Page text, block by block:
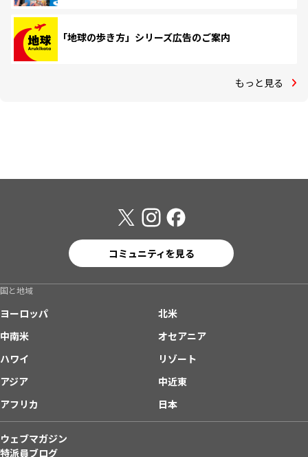
「地球の歩き方」シリーズ広告のご案内
もっと見る
コミュニティを見る
国と地域
ヨーロッパ
北米
中南米
オセアニア
ハワイ
リゾート
アジア
中近東
アフリカ
日本
ウェブマガジン
特派員ブログ